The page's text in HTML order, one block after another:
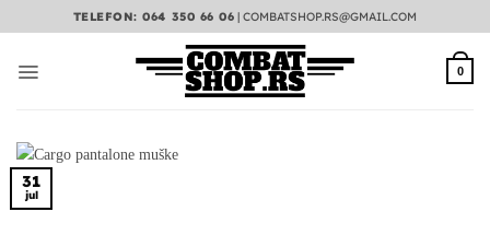
na
TELEFON: 064 350 66 06 |COMBATSHOP.RS@GMAIL.COM
0
31
jul